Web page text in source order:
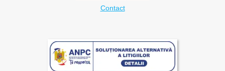
Contact